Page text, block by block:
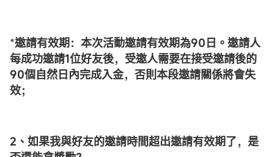
*邀請有效期：本次活動邀請有效期為90日。邀請人
每成功邀請1位好友後，受邀人需要在接受邀請後的
90個自然日內完成入金，否則本段邀請關係將會失
效；
2、如果我與好友的邀請時間超出邀請有效期了，是